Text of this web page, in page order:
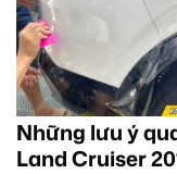
Những lưu ý
Land Cruiser